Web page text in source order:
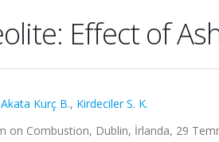
Effect of
Akata Kurç B., Kirdeciler S. K.
on Combustion, Dublin, İrlanda, 29